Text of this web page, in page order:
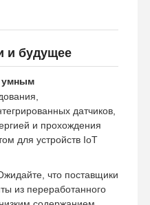
и будущее
умным
датчиков,
и прохождения
для устройств IoT
что поставщики
из переработанного